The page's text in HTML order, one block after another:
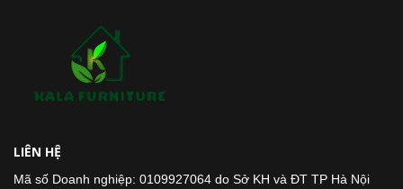
LIÊN HỆ
Mã số Doanh nghiệp: 0109927064 do Sở KH và ĐT TP Hà Nội